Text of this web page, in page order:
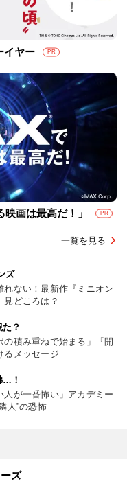
イヤー PR
画は最高だ！」 PR
一覧を見る
ズ
れない！最新作『ミニオン
見どころは？
？
の積み重ねで始まる」『開
るメッセージ
…！
人が一番怖い」アカデミー
人”の恐怖
ズ